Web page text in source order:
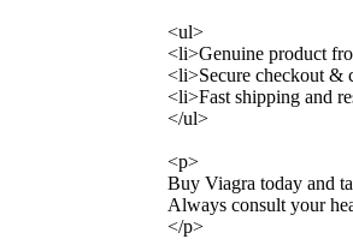
<ul>
<li>Genuine product
<li>Secure checkout &
<li>Fast shipping and
</ul>
<p>
Buy Viagra today and
Always consult your
</p>